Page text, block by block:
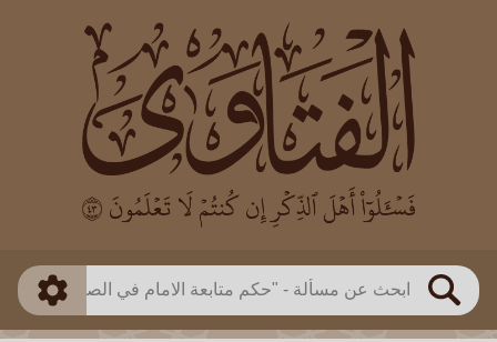
بحث
العالم
بن باز
بن العثيمين
اللجنة الدائمة
طريقة البحث
ذكي